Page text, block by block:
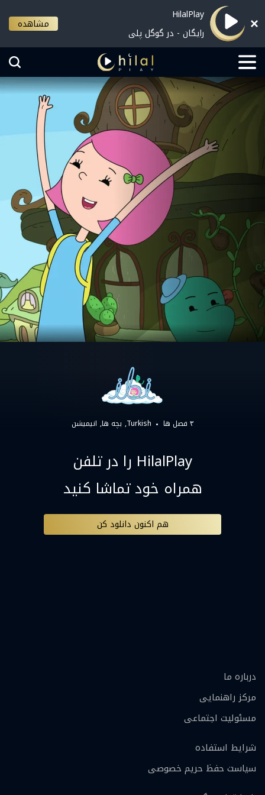
HilalPlay
رایگان - در گوگل پلی
مشاهده
۳ فصل ها Turkish بچه ها انیمیشن
HilalPlay را در تلفن
همراه خود تماشا کنید
هم اکنون دانلود کن
درباره ما
مرکز راهنمایی
مسئولیت اجتماعی
شرایط استفاده
سیاست حفظ حریم خصوصی